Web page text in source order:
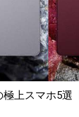
が選んだ「指
アイテムをピ